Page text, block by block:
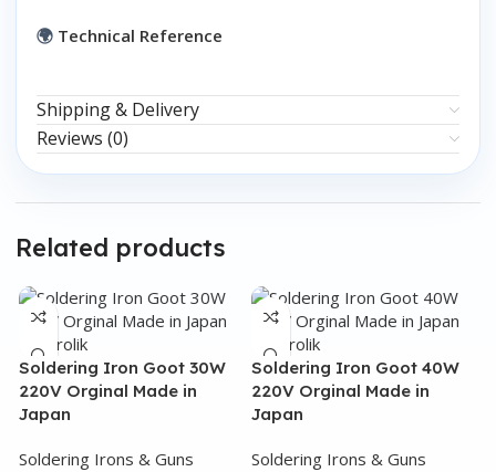
🌍 Technical Reference
Shipping & Delivery
Reviews (0)
Related products
Soldering Iron Goot 30W
220V Orginal Made in
Japan
Soldering Irons & Guns
Soldering Iron Goot 40W
220V Orginal Made in
Japan
Soldering Irons & Guns